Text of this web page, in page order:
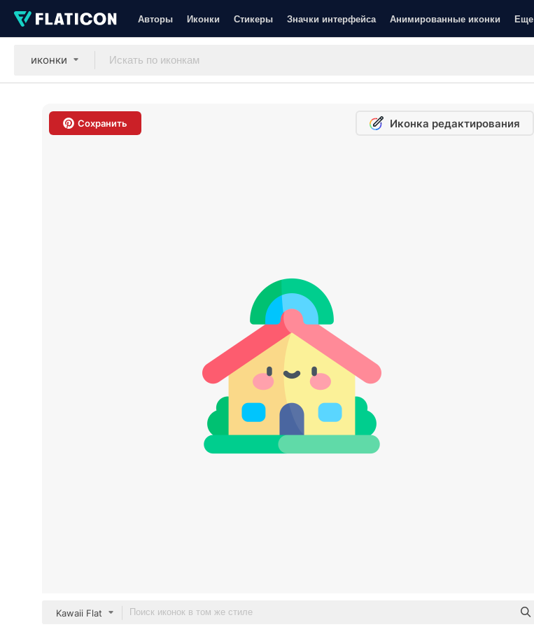
Авторы Иконки Стикеры Значки интерфейса Анимированные иконки Еще
иконки
Сохранить Иконка редактирования
Kawaii Flat